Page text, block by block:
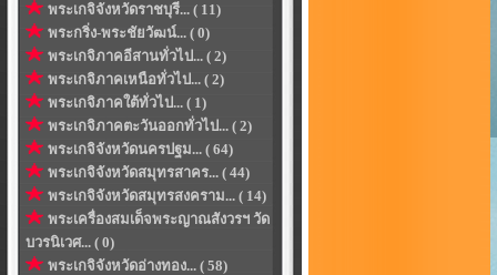
พระเกจิจังหวัดราชบุรี... ( 11)
พระกริ่ง-พระชัยวัฒน์... ( 0)
พระเกจิภาคอีสานทั่วไป... ( 2)
พระเกจิภาคเหนือทั่วไป... ( 2)
พระเกจิภาคใต้ทั่วไป... ( 1)
พระเกจิภาคตะวันออกทั่วไป... ( 2)
พระเกจิจังหวัดนครปฐม... ( 64)
พระเกจิจังหวัดสมุทรสาคร... ( 44)
พระเกจิจังหวัดสมุทรสงคราม... ( 14)
พระเครื่องสมเด็จพระญาณสังวรฯ วัด
บวรนิเวศ... ( 0)
พระเกจิจังหวัดอ่างทอง... ( 58)